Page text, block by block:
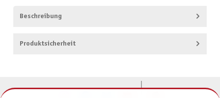
Beschreibung
Produktsicherheit